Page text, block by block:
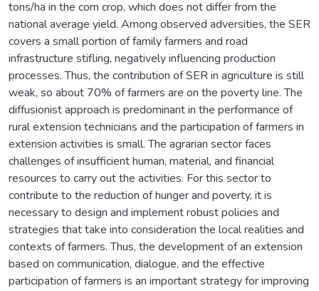
tons/ha in the corn crop, which does not differ from the
national average yield. Among observed adversities, the SER
covers a small portion of family farmers and road
infrastructure stifling, negatively influencing production
processes. Thus, the contribution of SER in agriculture is still
weak, so about 70% of farmers are on the poverty line. The
diffusionist approach is predominant in the performance of
rural extension technicians and the participation of farmers in
extension activities is small. The agrarian sector faces
challenges of insufficient human, material, and financial
resources to carry out the activities. For this sector to
contribute to the reduction of hunger and poverty, it is
necessary to design and implement robust policies and
strategies that take into consideration the local realities and
contexts of farmers. Thus, the development of an extension
based on communication, dialogue, and the effective
participation of farmers is an important strategy for improving